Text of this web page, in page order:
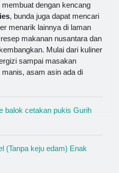
dengan kencang
, bunda juga dapat mencari
menarik lainnya di laman
makanan nusantara dan
Mulai dari kuliner
sampai masakan
asam asin ada di
balok cetakan pukis Gurih
(Tanpa keju edam) Enak